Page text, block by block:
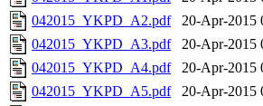
042015_YKPD_A2.pdf
20-Apr-2015
042015_YKPD_A3.pdf
20-Apr-2015
042015_YKPD_A4.pdf
20-Apr-2015
042015_YKPD_A5.pdf
20-Apr-2015